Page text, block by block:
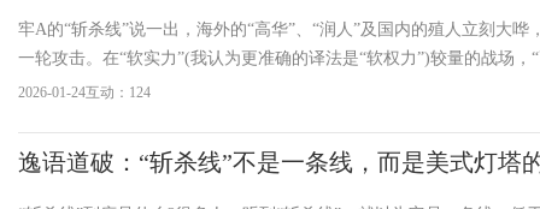
牢A的“斩杀线”说一出，海外的“高华”、“润人”及国内的殖人立刻大哗
一轮攻击。在“软实力”(我认为更准确的译法是“软权力”)较量的战场，
人”与殖人一直是美帝的先头部队，如经典抗战影片《地道战》中的台
2026-01-24互动：124
逸语道破：“斩杀线”不是一条线，而是美式灯塔